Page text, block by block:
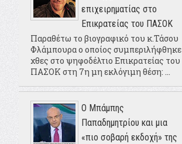
επιχειρηματίας στο
Επικρατείας του ΠΑΣΟΚ
Παραθέτω το βιογραφικό του κ.Τάσου
Φλάμπουρα ο οποίος συμπεριλήφθηκε
χθες στο ψηφοδέλτιο Επικρατείας του
ΠΑΣΟΚ στη 7η μη εκλόγιμη θέση: ...
Ο Μπάμπης
Παπαδημητρίου και μια
«πιο σοβαρή εκδοχή» της